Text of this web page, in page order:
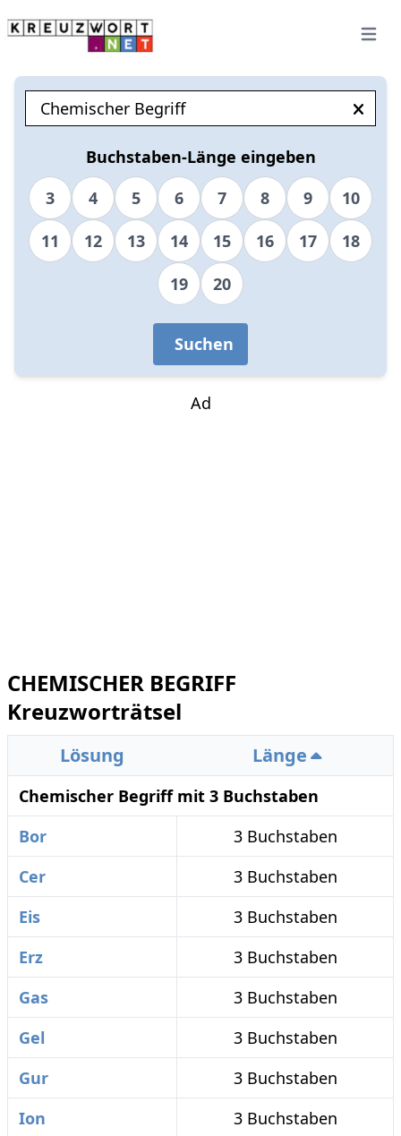
Open
Buchstaben-Länge eingeben
3
4 5 6 7 8 9
10
11
12 13 14 15 16 17
18
19
20
Suchen
Ad
CHEMISCHER BEGRIFF
Kreuzworträtsel
Lösung Länge
Chemischer Begriff mit 3 Buchstaben
Bor
3 Buchstaben
Cer
3 Buchstaben
Eis
3 Buchstaben
Erz
3 Buchstaben
Gas
3 Buchstaben
Gel
3 Buchstaben
Gur
3 Buchstaben
Ion
3 Buchstaben